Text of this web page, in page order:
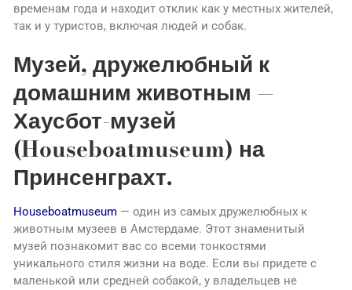
временам года и находит отклик как у местных жителей,
так и у туристов, включая людей и собак.
Музей, дружелюбный к
домашним животным —
Хаусбот-музей
(Houseboatmuseum) на
Принсенграхт.
Houseboatmuseum— один из самых дружелюбных к
животным музеев в Амстердаме. Этот знаменитый
музей познакомит вас со всеми тонкостями
уникального стиля жизни на воде. Если вы придете с
маленькой или средней собакой, у владельцев не